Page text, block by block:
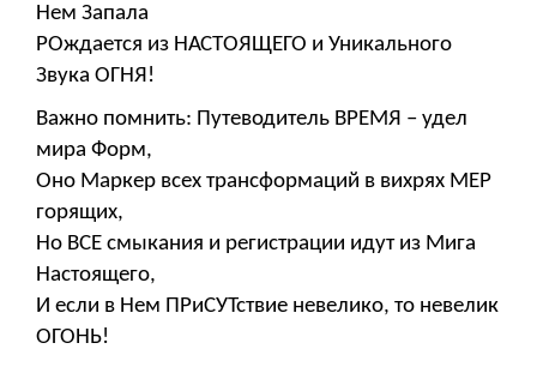
Нем Запала
РОждается из НАСТОЯЩЕГО и Уникального
Звука ОГНЯ!
Важно помнить: Путеводитель ВРЕМЯ – удел
мира Форм,
Оно Маркер всех трансформаций в вихрях МЕР
горящих,
Но ВСЕ смыкания и регистрации идут из Мига
Настоящего,
И если в Нем ПРиСУТствие невелико, то невелик
ОГОНЬ!